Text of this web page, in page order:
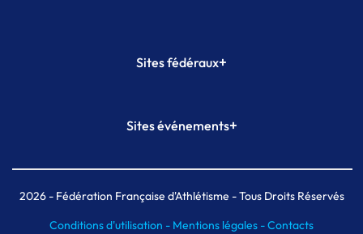
Sites fédéraux+
Plateforme Formation
Sites événements+
Meeting de Paris indoor
MAIF Ekiden de Paris
2026- Fédération Française d'Athlétisme - Tous Droits Réservés
Conditions d'utilisation - Mentions légales -Contacts